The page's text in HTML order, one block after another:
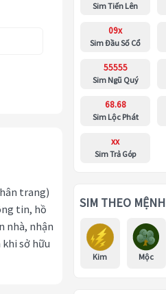
trang)
tin, hồ
nhà, nhận
sở hữu
Sim Tiến Lên
09x
Sim Đầu Số Cổ
55555
Sim Ngũ Quý
68.68
Sim Lộc Phát
xx
Sim Trả Góp
SIM THEO MỆNH
Kim Mộc